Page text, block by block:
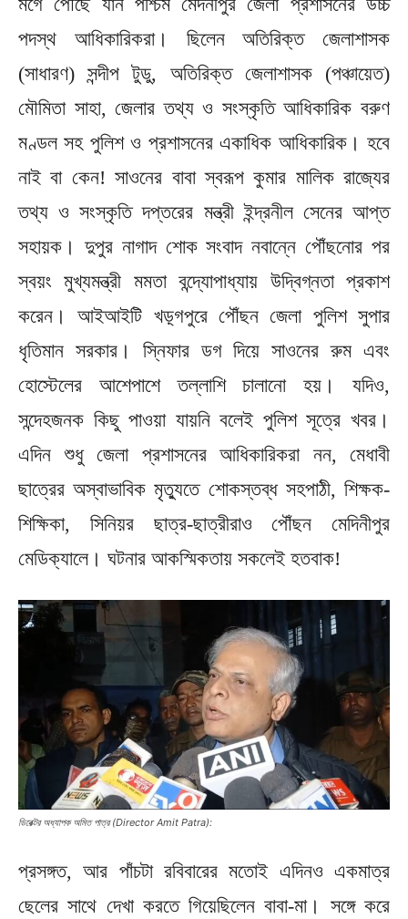
পদস্থ আধিকারিকরা। ছিলেন অতিরিক্ত জেলাশাসক
(সাধারণ) সন্দীপ টুডু, অতিরিক্ত জেলাশাসক (পঞ্চায়েত)
মৌমিতা সাহা, জেলার তথ্য ও সংস্কৃতি আধিকারিক বরুণ
মণ্ডল সহ পুলিশ ও প্রশাসনের একাধিক আধিকারিক। হবে
নাই বা কেন! সাওনের বাবা স্বরূপ কুমার মালিক রাজ্যের
তথ্য ও সংস্কৃতি দপ্তরের মন্ত্রী ইন্দ্রনীল সেনের আপ্ত
সহায়ক। দুপুর নাগাদ শোক সংবাদ নবান্নে পৌঁছনোর পর
স্বয়ং মুখ্যমন্ত্রী মমতা বন্দ্যোপাধ্যায় উদ্বিগ্নতা প্রকাশ
করেন। আইআইটি খড়্গপুরে পৌঁছন জেলা পুলিশ সুপার
ধৃতিমান সরকার। স্নিফার ডগ দিয়ে সাওনের রুম এবং
হোস্টেলের আশেপাশে তল্লাশি চালানো হয়। যদিও,
সন্দেহজনক কিছু পাওয়া যায়নি বলেই পুলিশ সূত্রে খবর।
এদিন শুধু জেলা প্রশাসনের আধিকারিকরা নন, মেধাবী
ছাত্রের অস্বাভাবিক মৃত্যুতে শোকস্তব্ধ সহপাঠী, শিক্ষক-
শিক্ষিকা, সিনিয়র ছাত্র-ছাত্রীরাও পৌঁছন মেদিনীপুর
মেডিক্যালে। ঘটনার আকস্মিকতায় সকলেই হতবাক!
ডিরেক্টর অধ্যাপক অমিত পাত্র (Director Amit Patra):
প্রসঙ্গত, আর পাঁচটা রবিবারের মতোই এদিনও একমাত্র
ছেলের সাথে দেখা করতে গিয়েছিলেন বাবা-মা। সঙ্গে করে